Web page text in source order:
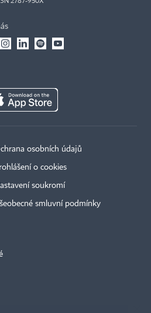
osobních údajů
o cookies
soukromí
smluvní podmínky